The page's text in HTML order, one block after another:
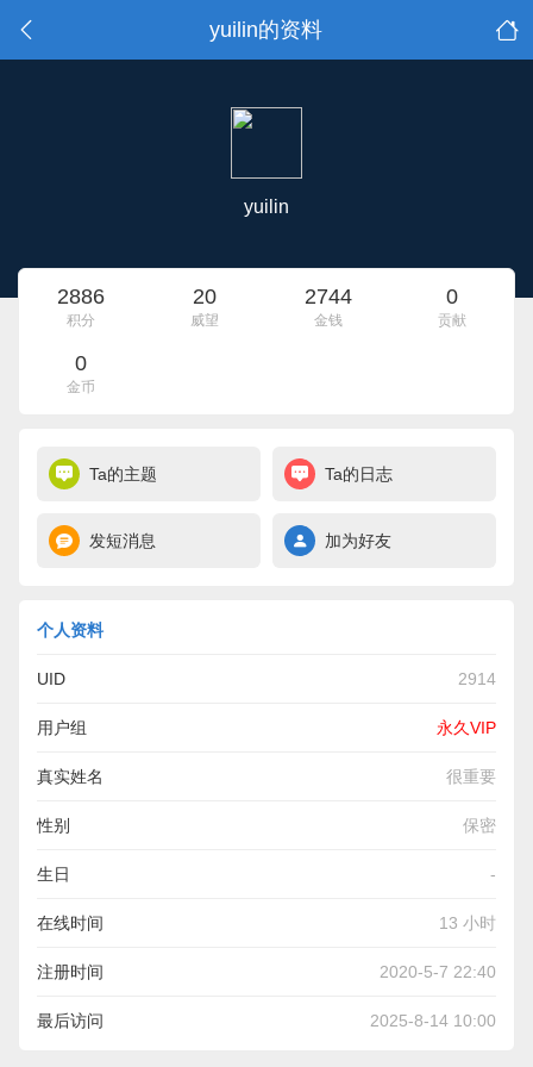
yuilin的资料
yuilin
2886
积分
20
威望
2744
金钱
0
贡献
0
金币
Ta的主题 Ta的日志
发短消息 加为好友
个人资料
UID 2914
用户组 永久VIP
真实姓名 很重要
性别 保密
生日 -
在线时间 13 小时
注册时间 2020-5-7 22:40
最后访问 2025-8-14 10:00